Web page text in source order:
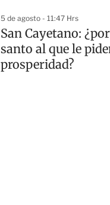
5 de agosto - 11:47 Hrs
San Cayetano:
santo al que le
prosperidad?